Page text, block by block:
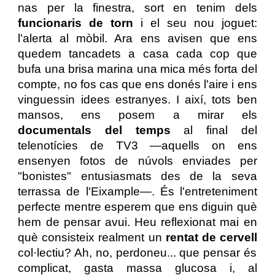
nas per la finestra, sort en tenim dels
funcionaris de torn i el seu nou joguet:
l'alerta al mòbil. Ara ens avisen que ens
quedem tancadets a casa cada cop que
bufa una brisa marina una mica més forta del
compte, no fos cas que ens donés l'aire i ens
vinguessin idees estranyes. I així, tots ben
mansos, ens posem a mirar els
documentals del temps al final del
telenotícies de TV3 —aquells on ens
ensenyen fotos de núvols enviades per
"bonistes" entusiasmats des de la seva
terrassa de l'Eixample—. És l'entreteniment
perfecte mentre esperem que ens diguin què
hem de pensar avui. Heu reflexionat mai en
què consisteix realment un rentat de cervell
col·lectiu? Ah, no, perdoneu... que pensar és
complicat, gasta massa glucosa i, al